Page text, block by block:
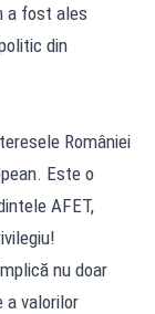
a fost ales
din
României
Este o
AFET,
nu doar
a valorilor